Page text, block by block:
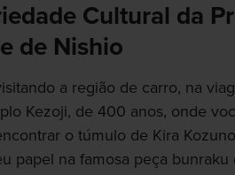
Cultural da
de Nishio
a região de carro, na
Kezoji, de 400 anos, onde
o túmulo de Kira
papel na famosa peça bunraku